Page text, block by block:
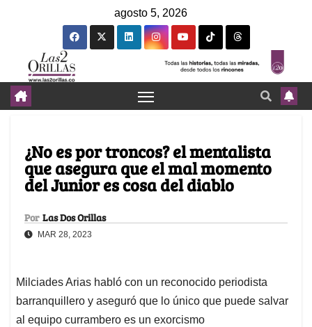
agosto 5, 2026
¿No es por troncos? el mentalista
que asegura que el mal momento
del Junior es cosa del diablo
Por Las Dos Orillas
MAR 28, 2023
Milciades Arias habló con un reconocido periodista
barranquillero y aseguró que lo único que puede salvar
al equipo currambero es un exorcismo